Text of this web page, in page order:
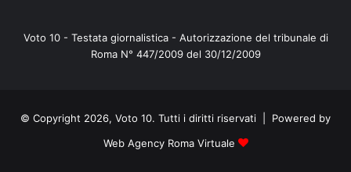
Voto 10 - Testata giornalistica - Autorizzazione del tribunale di
Roma N° 447/2009 del 30/12/2009
© Copyright 2026, Voto 10. Tutti i diritti riservati | Powered by
Web Agency Roma Virtuale